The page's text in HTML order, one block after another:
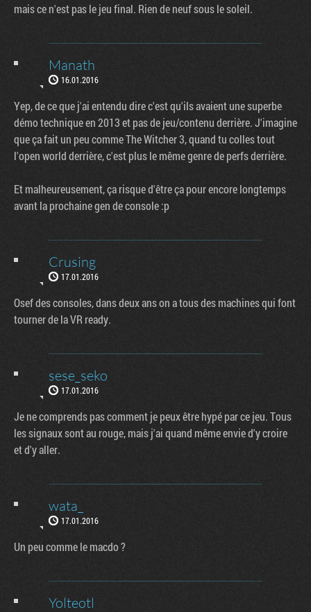
mais ce n'est pas le jeu final. Rien de neuf sous le soleil.
Manath
16.01.2016
Yep, de ce que j'ai entendu dire c'est qu'ils avaient une superbe
démo technique en 2013 et pas de jeu/contenu derrière. J'imagine
que ça fait un peu comme The Witcher 3, quand tu colles tout
l'open world derrière, c'est plus le même genre de perfs derrière.
Et malheureusement, ça risque d'être ça pour encore longtemps
avant la prochaine gen de console :p
Crusing
17.01.2016
Osef des consoles, dans deux ans on a tous des machines qui font
tourner de la VR ready.
sese_seko
17.01.2016
Je ne comprends pas comment je peux être hypé par ce jeu. Tous
les signaux sont au rouge, mais j'ai quand même envie d'y croire
et d'y aller.
wata_
17.01.2016
Un peu comme le macdo ?
Yolteotl